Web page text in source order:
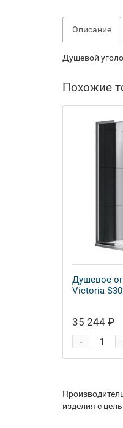
Описание
Душевой
Похожие
Душевое
Victoria
35 244 ₽
-
изделия с